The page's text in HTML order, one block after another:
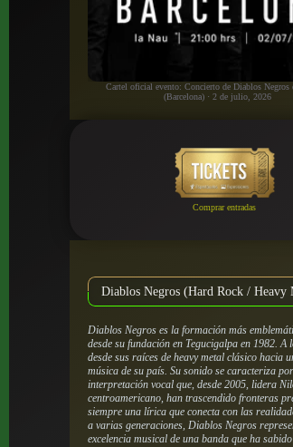
Cartel oficial evento: Concierto de Diablos Negros
(Barcelona) · 2 de julio, 2026
Comprar entradas
Diablos Negros (Hard Rock / Heavy
Diablos Negros es la formación más
desde su fundación en Tegucigalpa en 1982.
desde sus raíces de heavy metal clásico
música de su país. Su sonido se caracteriza
interpretación vocal que, desde 2005, lidera
centroamericano, han trascendido fronteras
siempre una lírica que conecta con las
a varias generaciones, Diablos Negros
excelencia musical de una banda que ha